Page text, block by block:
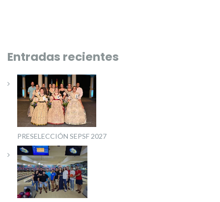
Entradas recientes
PRESELECCIÓN SEPSF 2027